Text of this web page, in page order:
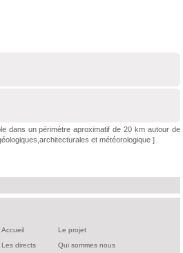
dans un périmètre aproximatif de 20 km autour de
et météorologique ]
Accueil
Les directs
Le projet
Qui sommes nous